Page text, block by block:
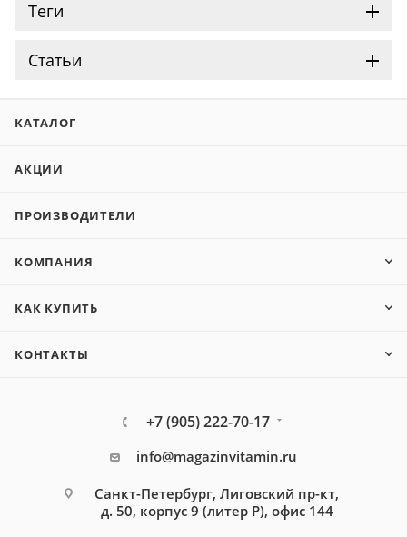
Теги
Статьи
КАТАЛОГ
АКЦИИ
ПРОИЗВОДИТЕЛИ
КОМПАНИЯ
КАК КУПИТЬ
КОНТАКТЫ
+7 (905) 222-70-17
info@magazinvitamin.ru
Санкт-Петербург, Лиговский пр-кт,
д. 50, корпус 9 (литер Р), офис 144